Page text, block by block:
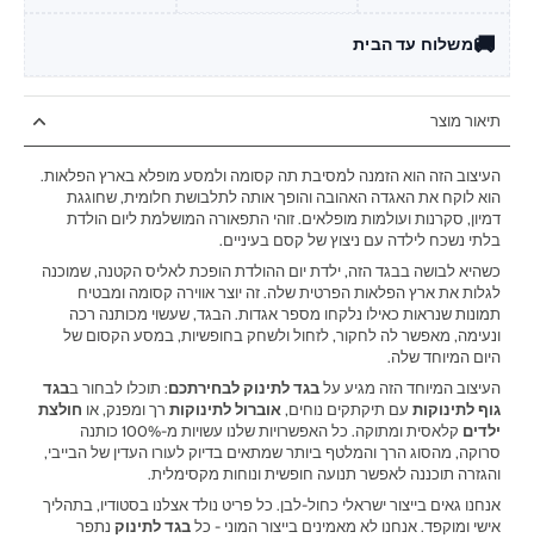
🚚משלוח עד הבית
תיאור מוצר
העיצוב הזה הוא הזמנה למסיבת תה קסומה ולמסע מופלא בארץ הפלאות.
הוא לוקח את האגדה האהובה והופך אותה לתלבושת חלומית, שחוגגת
דמיון, סקרנות ועולמות מופלאים. זוהי התפאורה המושלמת ליום הולדת
בלתי נשכח לילדה עם ניצוץ של קסם בעיניים.
כשהיא לבושה בבגד הזה, ילדת יום ההולדת הופכת לאליס הקטנה, שמוכנה
לגלות את ארץ הפלאות הפרטית שלה. זה יוצר אווירה קסומה ומבטיח
תמונות שנראות כאילו נלקחו מספר אגדות. הבגד, שעשוי מכותנה רכה
ונעימה, מאפשר לה לחקור, לזחול ולשחק בחופשיות, במסע הקסום של
היום המיוחד שלה.
העיצוב המיוחד הזה מגיע על בגד לתינוק לבחירתכם: תוכלו לבחור בבגד
גוף לתינוקות עם תיקתקים נוחים, אוברול לתינוקות רך ומפנק, או חולצת
ילדים
קלאסית ומתוקה. כל האפשרויות שלנו עשויות מ-100% כותנה
סרוקה, מהסוג הרך והמלטף ביותר שמתאים בדיוק לעורו העדין של הבייבי,
והגזרה תוכננה לאפשר תנועה חופשית ונוחות מקסימלית.
אנחנו גאים בייצור ישראלי כחול-לבן. כל פריט נולד אצלנו בסטודיו, בתהליך
אישי ומוקפד. אנחנו לא מאמינים בייצור המוני - כל בגד לתינוק נתפר